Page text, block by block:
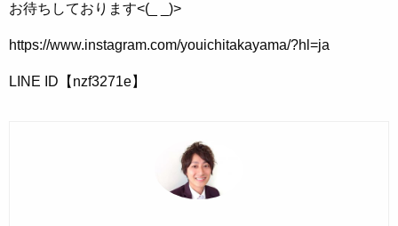
お待ちしております<(_ _)>
https://www.instagram.com/youichitakayama/?hl=ja
LINE ID【nzf3271e】